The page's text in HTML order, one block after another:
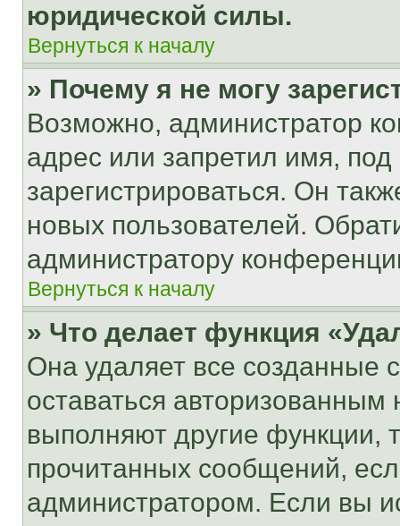
юридической силы.
Вернуться к началу
» Почему я не могу
Возможно, администратор
адрес или запретил имя,
зарегистрироваться. Он
новых пользователей.
администратору
Вернуться к началу
» Что делает функция
Она удаляет все созданные
оставаться
выполняют другие функции,
прочитанных сообщений,
администратором. Если вы